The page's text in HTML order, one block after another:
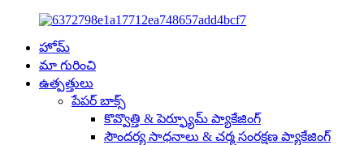
హోమ్
మా గురించి
ఉత్పత్తులు
పేపర్ బాక్స్
కొవ్వొత్తి & పెర్ఫ్యూమ్ ప్యాకేజింగ్
సౌందర్య సాధనాలు & చర్మ సంరక్షణ ప్యాకేజింగ్